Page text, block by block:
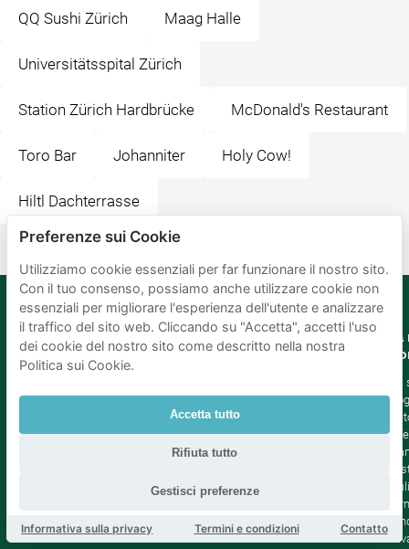
QQ Sushi Zürich Maag Halle
Universitätsspital Zürich
Station Zürich Hardbrücke McDonald's Restaurant
Toro Bar Johanniter Holy Cow!
Hiltl Dachterrasse
Mobypark
B.V.
Lingua
Spagnolo
Italian
Blog
Preferenze sui Cookie
Utilizziamo cookie essenziali per far funzionare il nostro sito.
Con il tuo consenso, possiamo anche utilizzare cookie non
essenziali per migliorare l'esperienza dell'utente e analizzare
il traffico del sito web. Cliccando su "Accetta", accetti l'uso
dei cookie del nostro sito come descritto nella nostra
Politica sui Cookie.
Accetta tutto
Rifiuta tutto
Gestisci preferenze
Informativa sulla privacy Termini e condizioni Contatto